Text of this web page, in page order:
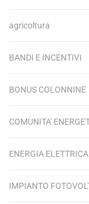
agricoltura
BANDI E INCENTIVI
BONUS COLONNINE
COMUNITA'
ENERGIA ELETTRICA
IMPIANTO